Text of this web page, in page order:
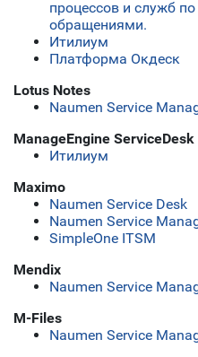
процессов и служб
обращениями.
Итилиум
Платформа Окдеск
Lotus Notes
Naumen Service
ManageEngine ServiceDesk
Итилиум
Maximo
Naumen Service Desk
Naumen Service
SimpleOne ITSM
Mendix
Naumen Service
M-Files
Naumen Service